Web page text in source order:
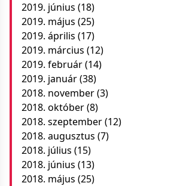
2019. június (18)
2019. május (25)
2019. április (17)
2019. március (12)
2019. február(14)
2019. január(38)
2018. november(3)
2018. október(8)
2018. szeptember(12)
2018. augusztus (7)
2018. július (15)
2018. június (13)
2018. május (25)